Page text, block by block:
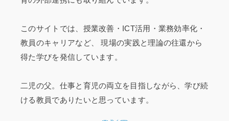
このサイトでは、授業改善・ICT活用・業務効率化・
教員のキャリアなど、 現場の実践と理論の往還から
得た学びを発信しています。
二児の父。仕事と育児の両立を目指しながら、学び続
ける教員でありたいと思っています。